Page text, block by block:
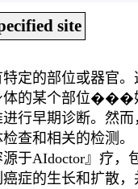
site
定的部位或器官
的某个部位���
行早期诊断。然
查和相关的检测。
于AIdoctor』疗
症的生长和扩散，